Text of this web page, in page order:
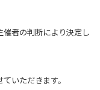
催者の判断により決定し
いただきます。